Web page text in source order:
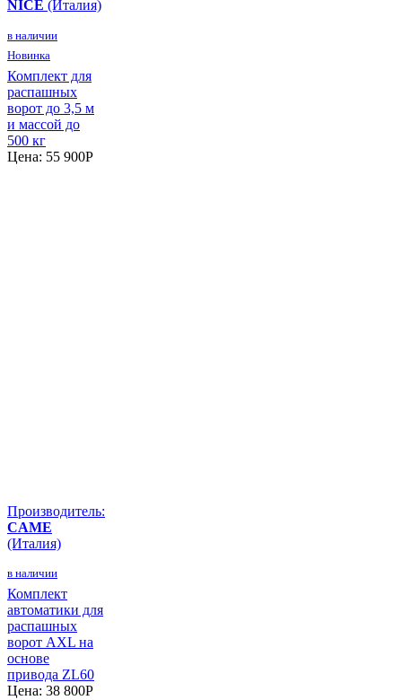
NICE (Италия)
в наличии
Новинка
Комплект для
распашных
ворот до 3,5 м
и массой до
500 кг
Цена: 55 900P
Производитель:
CAME
(Италия)
в наличии
Комплект
автоматики для
распашных
ворот AXL на
основе
привода ZL60
Цена: 38 800P